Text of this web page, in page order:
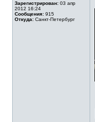
Зарегистрирован: 03 апр
2012 16:24
Сообщения: 915
Откуда: Санкт-Петербург